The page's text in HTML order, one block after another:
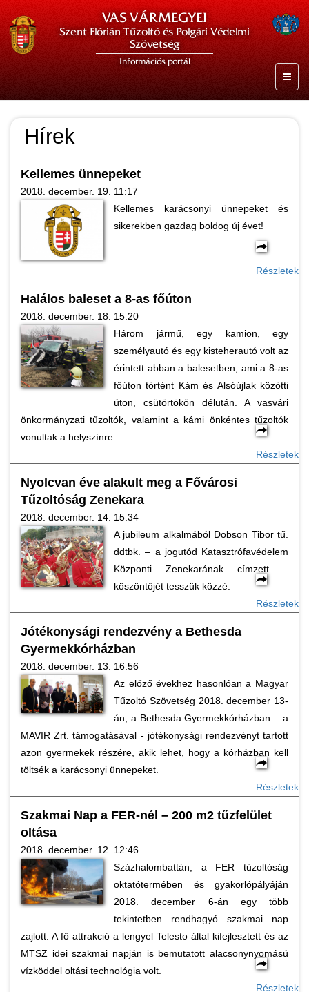
VAS VÁRMEGYEI
Szent Flórián Tűzoltó és Polgári Védelmi
Szövetség
Információs portál
Hírek
Kellemes ünnepeket
2018. december. 19. 11:17
Kellemes karácsonyi ünnepeket és
sikerekben gazdag boldog új évet!
Részletek
Halálos baleset a 8-as főúton
2018. december. 18. 15:20
Három jármű, egy kamion, egy
személyautó és egy kisteherautó volt az
érintett abban a balesetben, ami a 8-as
főúton történt Kám és Alsóújlak közötti
úton, csütörtökön délután. A vasvári
önkormányzati tűzoltók, valamint a kámi önkéntes tűzoltók
vonultak a helyszínre.
Részletek
Nyolcvan éve alakult meg a Fővárosi
Tűzoltóság Zenekara
2018. december. 14. 15:34
A jubileum alkalmából Dobson Tibor tű.
ddtbk. – a jogutód Katasztrófavédelem
Központi Zenekarának címzett –
köszöntőjét tesszük közzé.
Részletek
Jótékonysági rendezvény a Bethesda
Gyermekkórházban
2018. december. 13. 16:56
Az előző évekhez hasonlóan a Magyar
Tűzoltó Szövetség 2018. december 13-
án, a Bethesda Gyermekkórházban – a
MAVIR Zrt. támogatásával - jótékonysági rendezvényt tartott
azon gyermekek részére, akik lehet, hogy a kórházban kell
töltsék a karácsonyi ünnepeket.
Részletek
Szakmai Nap a FER-nél – 200 m2 tűzfelület
oltása
2018. december. 12. 12:46
Százhalombattán, a FER tűzoltóság
oktatótermében és gyakorlópályáján
2018. december 6-án egy több
tekintetben rendhagyó szakmai nap
zajlott. A fő attrakció a lengyel Telesto által kifejlesztett és az
MTSZ idei szakmai napján is bemutatott alacsonynyomású
vízköddel oltási technológia volt.
Részletek